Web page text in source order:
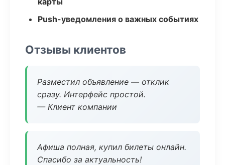
Push-уведомления о важных событиях
Отзывы клиентов
Разместил объявление — отклик
сразу. Интерфейс простой.
— Клиент компании
Афиша полная, купил билеты онлайн.
Спасибо за актуальность!